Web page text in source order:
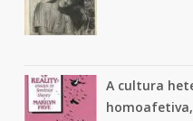
A cultura